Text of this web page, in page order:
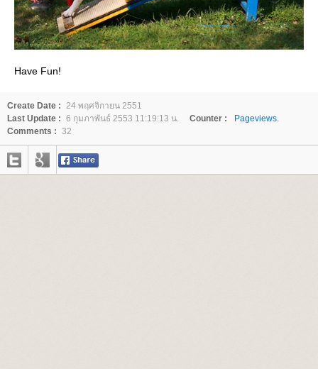
Have Fun!
Create Date : 24 พฤศจิกายน 2551
Last Update : 6 กุมภาพันธ์ 2553 11:19:13 น. Counter :
Pageviews.
Comments : 32